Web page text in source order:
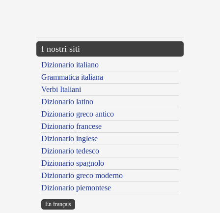
I nostri siti
Dizionario italiano
Grammatica italiana
Verbi Italiani
Dizionario latino
Dizionario greco antico
Dizionario francese
Dizionario inglese
Dizionario tedesco
Dizionario spagnolo
Dizionario greco moderno
Dizionario piemontese
En français